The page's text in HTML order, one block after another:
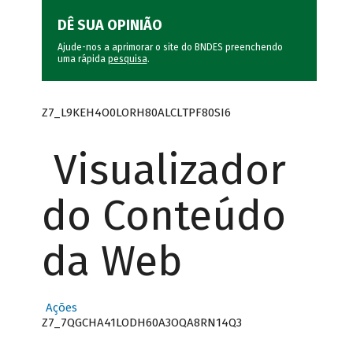
DÊ SUA OPINIÃO
Ajude-nos a aprimorar o site do BNDES preenchendo
uma rápida pesquisa.
Z7_L9KEH4O0LORH80ALCLTPF80SI6
Visualizador
do Conteúdo
da Web
Ações
Z7_7QGCHA41LODH60A3OQA8RN14Q3